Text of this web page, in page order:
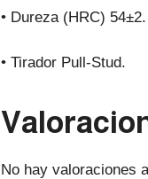
• Dureza (HRC) 54±2.
• Tirador Pull-Stud.
No hay valoraciones